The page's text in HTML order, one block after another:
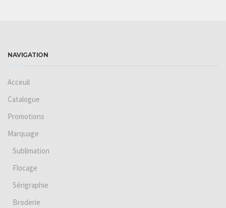
NAVIGATION
Acceuil
Catalogue
Promotions
Marquage
Sublimation
Flocage
Sérigraphie
Broderie